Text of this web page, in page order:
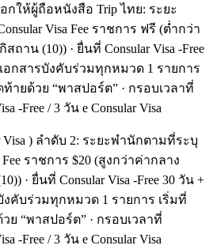
อกให้ผู้ถือหนังสือ Trip ไทย: ระยะ
Visa Fee ราชการ ฟรี (ต่ำกว่า
าน (10)) · ยื่นที่ Consular Visa -Free
เอกสารบังคับร่วมทุกหมวด 1 รายการ
ายด้วย “พาสปอร์ต” · กรอบเวลาที่
-Free / 3 วัน e Consular Visa
Visa ) ลำดับ 2: ระยะพำนักตามที่ระบุ
Fee ราชการ $20 (สูงกว่าค่ากลาง
· ยื่นที่ Consular Visa -Free 30 วัน +
บังคับร่วมทุกหมวด 1 รายการ เริ่มที่
ย “พาสปอร์ต” · กรอบเวลาที่
-Free / 3 วัน e Consular Visa